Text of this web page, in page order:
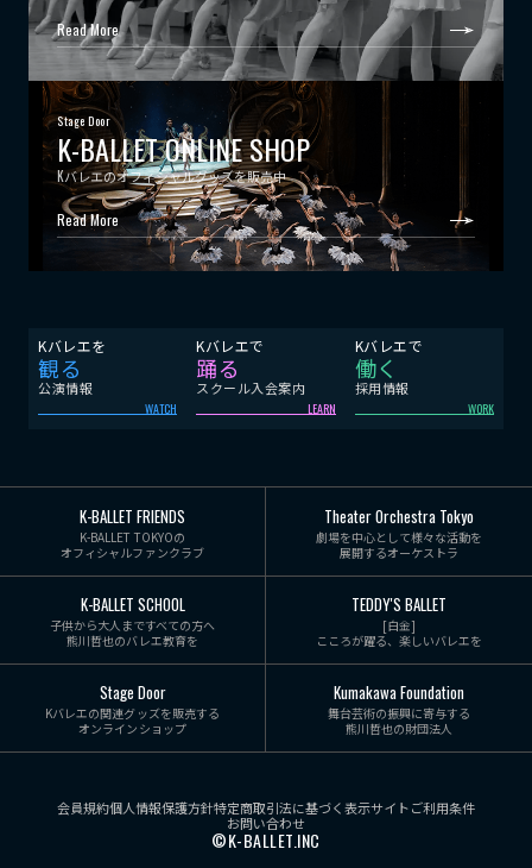
Read More
Stage Door
K-BALLET ONLINE SHOP
Kバレエのオフィシャルグッズを販売中
Read More
Kバレエを
観る
公演情報
WATCH
Kバレエで
踊る
スクール入会案内
LEARN
Kバレエで
働く
採用情報
WORK
K-BALLET FRIENDS
K-BALLET TOKYOの
オフィシャルファンクラブ
Theater Orchestra Tokyo
劇場を中心として様々な活動を
展開するオーケストラ
K-BALLET SCHOOL
子供から大人まですべての方へ
熊川哲也のバレエ教育を
TEDDY'S BALLET
[白金]
こころが躍る、楽しいバレエを
Stage Door
Kバレエの関連グッズを販売する
オンラインショップ
Kumakawa Foundation
舞台芸術の振興に寄与する
熊川哲也の財団法人
会員規約個人情報保護方針特定商取引法に基づく表示サイトご利用条件
お問い合わせ
©K-BALLET.INC